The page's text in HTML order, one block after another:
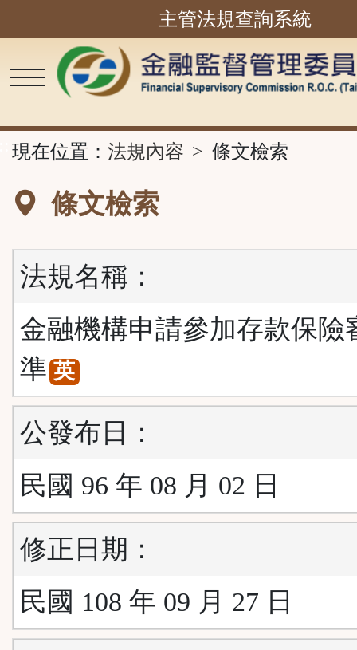
內
容
主管法規查詢系統
現在位置： 法規內容 條文檢索
條文檢索
法規名稱：
金融機構申請參加存款保險
準 英
公發布日：
民國 96 年 08 月 02 日
修正日期：
民國 108 年 09 月 27 日